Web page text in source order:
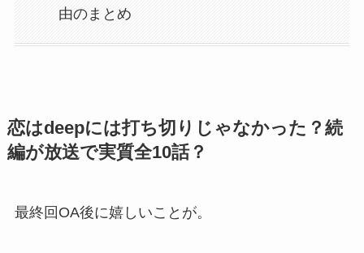
由のまとめ
恋はdeepには打ち切りじゃなかった？続
編が放送で実質全10話？
最終回OA後に嬉しいことが。